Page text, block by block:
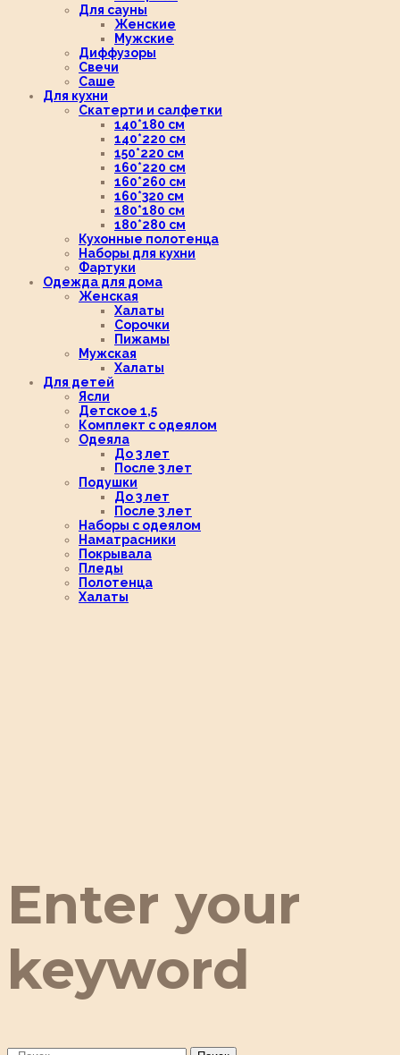
Для сауны
Женские
Мужские
Диффузоры
Свечи
Саше
Для кухни
Скатерти и салфетки
140*180 см
140*220 см
150*220 см
160*220 см
160*260 см
160*320 см
180*180 см
180*280 см
Кухонные полотенца
Наборы для кухни
Фартуки
Одежда для дома
Женская
Халаты
Сорочки
Пижамы
Мужская
Халаты
Для детей
Ясли
Детское 1,5
Комплект с одеялом
Одеяла
До 3 лет
После 3 лет
Подушки
До 3 лет
После 3 лет
Наборы с одеялом
Наматрасники
Покрывала
Пледы
Полотенца
Халаты
Enter your
keyword